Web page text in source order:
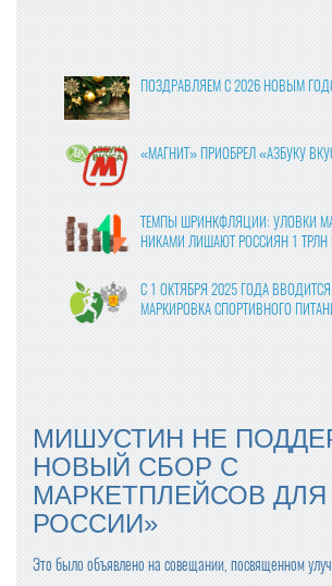
ПОЗДРАВЛЯЕМ С 2026 НОВЫМ
«МАГНИТ» ПРИОБРЕЛ «АЗБУКУ
ТЕМПЫ ШРИНКФЛЯЦИИ: УЛОВКИ
НИКАМИ ЛИШАЮТ РОССИЯН 1 ТРЛН
С 1 ОКТЯБРЯ 2025 ГОДА
МАРКИРОВКА СПОРТИВНОГО
МОЛОКО В КАЖДОМ ВОСЬМОМ ЧЕКЕ:
ОТМЕЧАЕТ РОСТ ПРОДАЖ
ПРОДАЖИ ГОТОВОЙ ЕДЫ В
И НА 24% В 2024 ГОДУ
ОПТОВЫЕ ЦЕНЫ НА ЯЙЦА
МИШУСТИН НЕ
НОВЫЙ СБОР С
МАРКЕТПЛЕЙСОВ
РОССИИ»
Это было объявлено на совещании, посвященном